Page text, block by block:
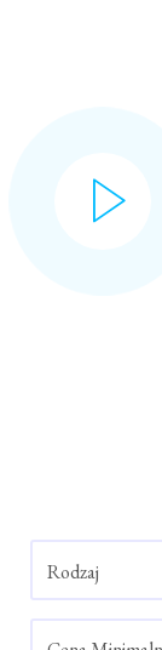
Rodzaj